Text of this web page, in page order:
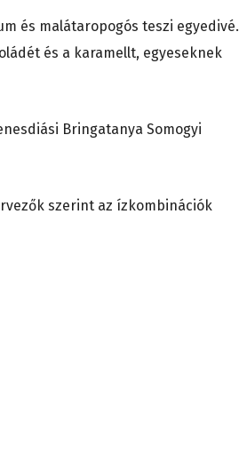
és malátaropogós teszi
és a karamellt, egyeseknek
Bringatanya Somogyi
szerint az ízkombinációk